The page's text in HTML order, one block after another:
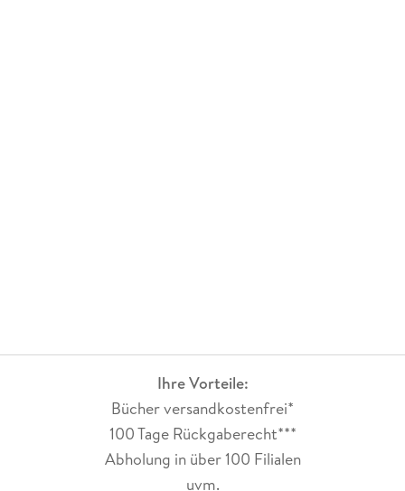
Ihre Vorteile:
Bücher versandkostenfrei*
100 Tage Rückgaberecht***
Abholung in über 100 Filialen
uvm.